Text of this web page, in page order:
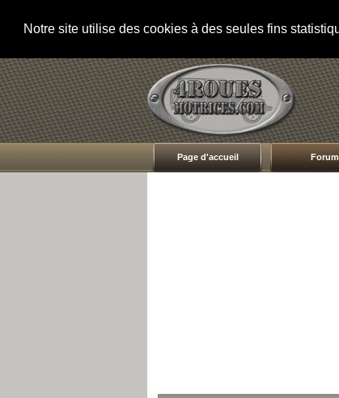
Notre site utilise des cookies à des seules fins
Page d'accueil Forum